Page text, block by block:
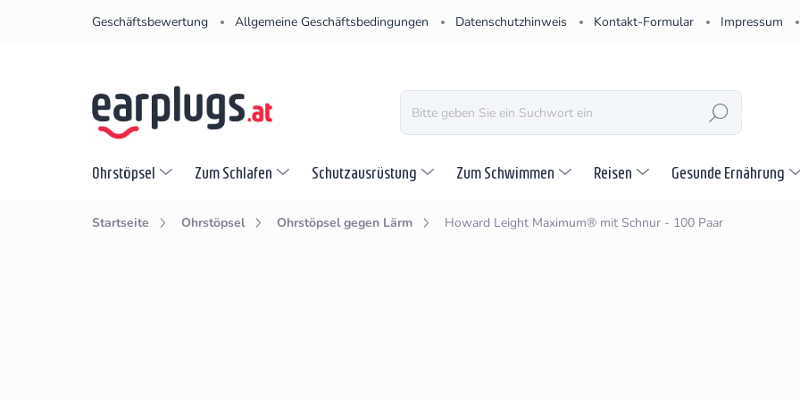
Geschäftsbewertung Allgemeine Geschäftsbedingungen Datenschutzhinweis Kontakt-Formular Impressum
SUCHEN
Ohrstöpsel Zum Schlafen Schutzausrüstung Zum Schwimmen Reisen Gesunde Ernährung
Startseite Ohrstöpsel Ohrstöpsel gegen Lärm Howard Leight Maximum® mit Schnur - 100 Paar